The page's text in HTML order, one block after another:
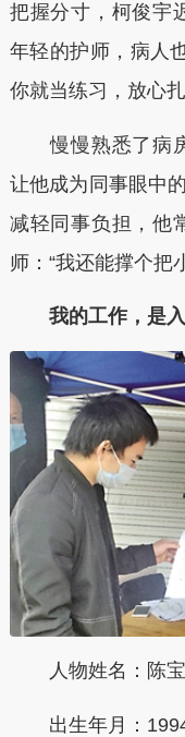
把握分寸，柯俊宇
年轻的护师，病人
你就当练习，放心
慢慢熟悉了病房
让他成为同事眼中
减轻同事负担，他
师：“我还能撑个把
我的工作，是入
人物姓名：陈
出生年月：1994